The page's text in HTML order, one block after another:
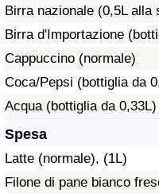
Birra nazionale (0,5L alla
Birra d'Importazione
Cappuccino (normale)
Coca/Pepsi (bottiglia da
Acqua (bottiglia da 0,33L)
Spesa
Latte (normale), (1L)
Filone di pane bianco
Indice del Tasso di
Indice della Criminalità
Indice di criminalità per
Indice dell’Assistenza